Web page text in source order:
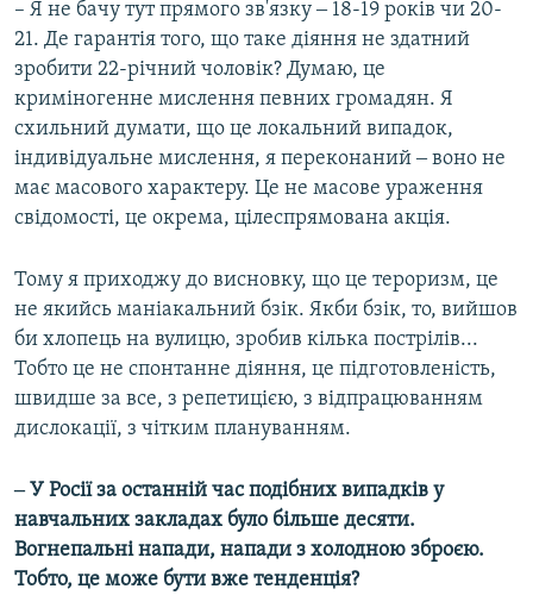
– Я не бачу тут прямого зв'язку ‒ 18-19 років чи 20-
21. Де гарантія того, що таке діяння не здатний
зробити 22-річний чоловік? Думаю, це
криміногенне мислення певних громадян. Я
схильний думати, що це локальний випадок,
індивідуальне мислення, я переконаний ‒ воно не
має масового характеру. Це не масове ураження
свідомості, це окрема, цілеспрямована акція.
Тому я приходжу до висновку, що це тероризм, це
не якийсь маніакальний бзік. Якби бзік, то, вийшов
би хлопець на вулицю, зробив кілька пострілів...
Тобто це не спонтанне діяння, це підготовленість,
швидше за все, з репетицією, з відпрацюванням
дислокації, з чітким плануванням.
‒ У Росії за останній час подібних випадків у
навчальних закладах було більше десяти.
Вогнепальні напади, напади з холодною зброєю.
Тобто, це може бути вже тенденція?